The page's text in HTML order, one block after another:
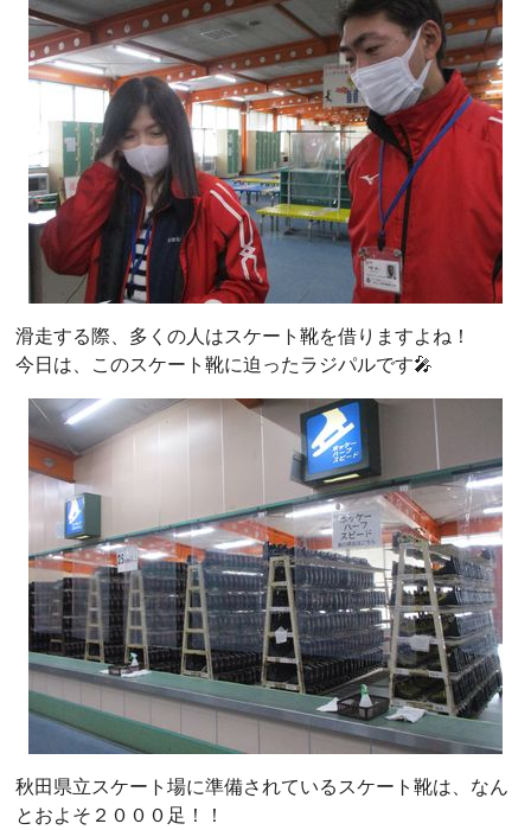
滑走する際、多くの人はスケート靴を借りますよね！
今日は、このスケート靴に迫ったラジパルです🎤
秋田県立スケート場に準備されているスケート靴は、なん
とおよそ２０００足！！